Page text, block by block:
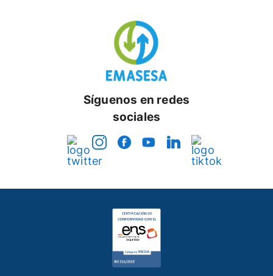
Síguenos en redes
sociales